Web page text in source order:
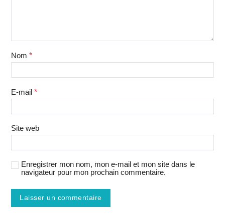
Nom *
E-mail *
Site web
Enregistrer mon nom, mon e-mail et mon site dans le
navigateur pour mon prochain commentaire.